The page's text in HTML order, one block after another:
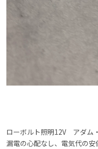
ローボルト照明12V アダム
漏電の心配なし、電気代の安